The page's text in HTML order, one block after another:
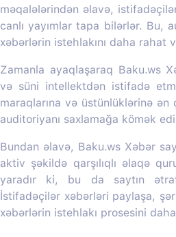
məqalələrindən əlavə,
canlı yayımlar tapa bilərlər. Bu,
xəbərlərin istehlakını daha rahat
Zamanla ayaqlaşaraq Baku.ws
və süni intellektdən istifadə
maraqlarına və üstünlüklərinə
auditoriyanı saxlamağa kömək
Bundan əlavə, Baku.ws Xəbər
aktiv şəkildə qarşılıqlı əlaqə
yaradır ki, bu da saytın
İstifadəçilər xəbərləri paylaşa,
xəbərlərin istehlakı prosesini